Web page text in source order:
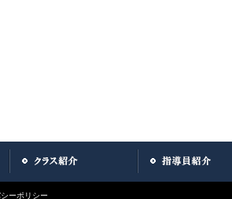
ーポリシー